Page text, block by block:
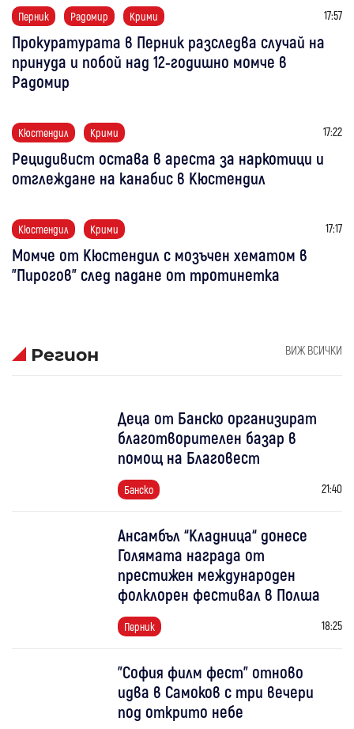
Перник Радомир Крими 17:57
Прокуратурата в Перник разследва случай на
принуда и побой над 12-годишно момче в
Радомир
Кюстендил Крими 17:22
Рецидивист остава в ареста за наркотици и
отглеждане на канабис в Кюстендил
Кюстендил Крими 17:17
Момче от Кюстендил с мозъчен хематом в
"Пирогов" след падане от тротинетка
Регион ВИЖ ВСИЧКИ
Деца от Банско организират
благотворителен базар в
помощ на Благовест
Банско 21:40
Ансамбъл “Кладница“ донесе
Голямата награда от
престижен международен
фолклорен фестивал в Полша
Перник 18:25
"София филм фест" отново
идва в Самоков с три вечери
под открито небе